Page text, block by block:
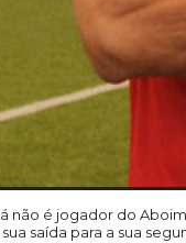
é jogador do
saída para a sua